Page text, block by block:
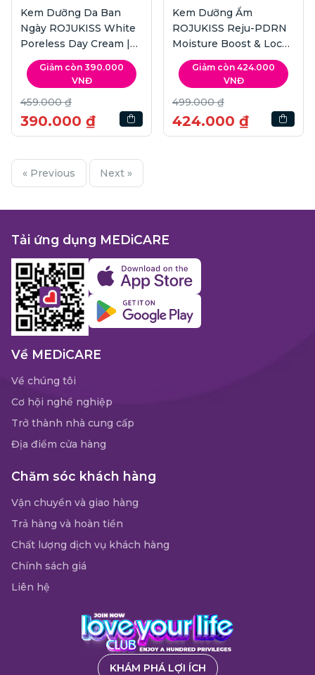
Kem Dưỡng Da Ban
Ngày ROJUKISS White
Poreless Day Cream |
45ml
Giảm còn 390.000
VNĐ
459.000 ₫
390.000 ₫
Kem Dưỡng Ẩm
ROJUKISS Reju-PDRN
Moisture Boost & Lock
Gel Cream | 50ml
Giảm còn 424.000
VNĐ
499.000 ₫
424.000 ₫
« Previous Next »
Tải ứng dụng MEDiCARE
Về MEDiCARE
Về chúng tôi
Cơ hội nghề nghiệp
Trở thành nhà cung cấp
Địa điểm cửa hàng
Chăm sóc khách hàng
Vận chuyển và giao hàng
Trả hàng và hoàn tiền
Chất lượng dịch vụ khách hàng
Chính sách giá
Liên hệ
KHÁM PHÁ LỢI ÍCH